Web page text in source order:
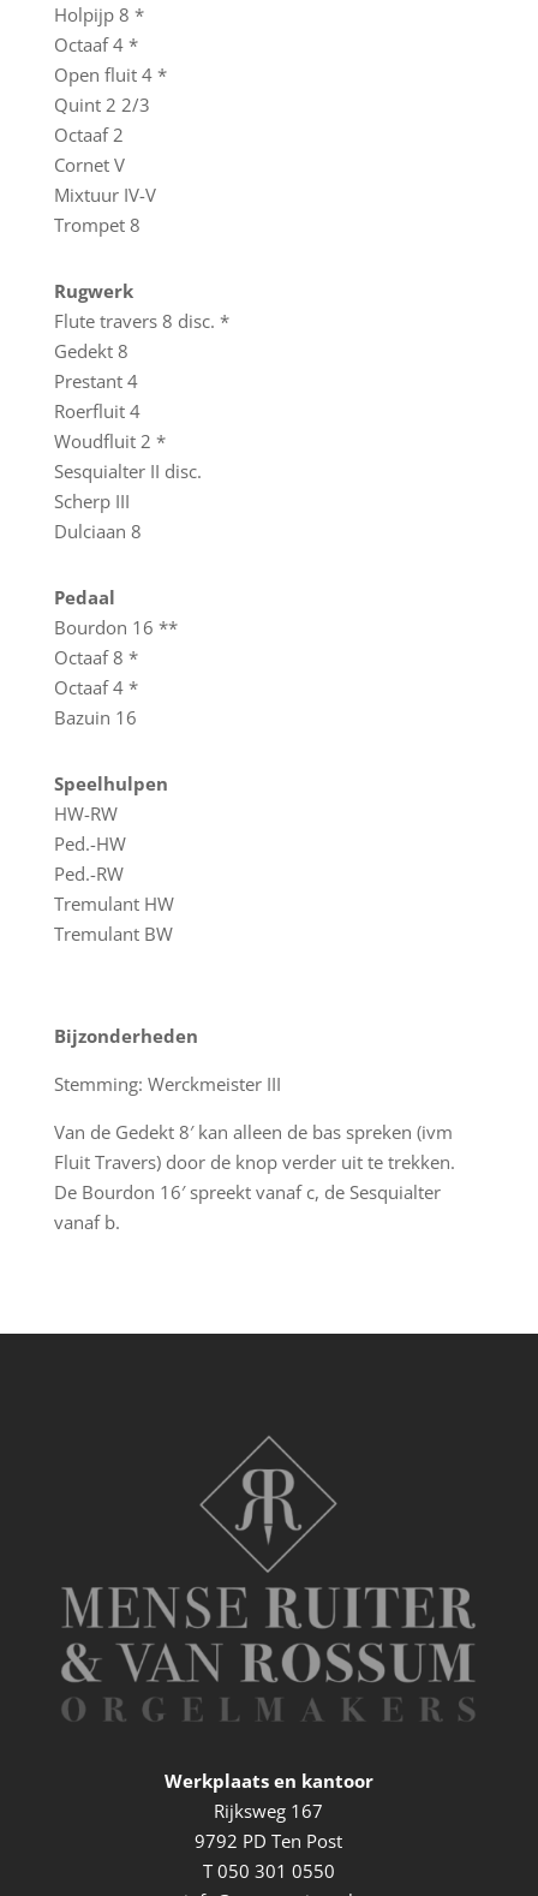
Holpijp 8 *
Octaaf 4 *
Open fluit 4 *
Quint 2 2/3
Octaaf 2
Cornet V
Mixtuur IV-V
Trompet 8
Rugwerk
Flute travers 8 disc. *
Gedekt 8
Prestant 4
Roerfluit 4
Woudfluit 2 *
Sesquialter II disc.
Scherp III
Dulciaan 8
Pedaal
Bourdon 16 **
Octaaf 8 *
Octaaf 4 *
Bazuin 16
Speelhulpen
HW-RW
Ped.-HW
Ped.-RW
Tremulant HW
Tremulant BW
Bijzonderheden
Stemming: Werckmeister III
Van de Gedekt 8′ kan alleen de bas spreken (ivm
Fluit Travers) door de knop verder uit te trekken.
De Bourdon 16′ spreekt vanaf c, de Sesquialter
vanaf b.
Werkplaats en kantoor
Rijksweg 167
9792 PD Ten Post
T 050 301 0550